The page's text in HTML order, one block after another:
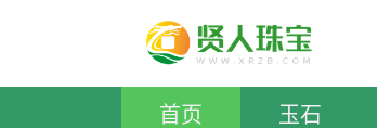
首页 玉石